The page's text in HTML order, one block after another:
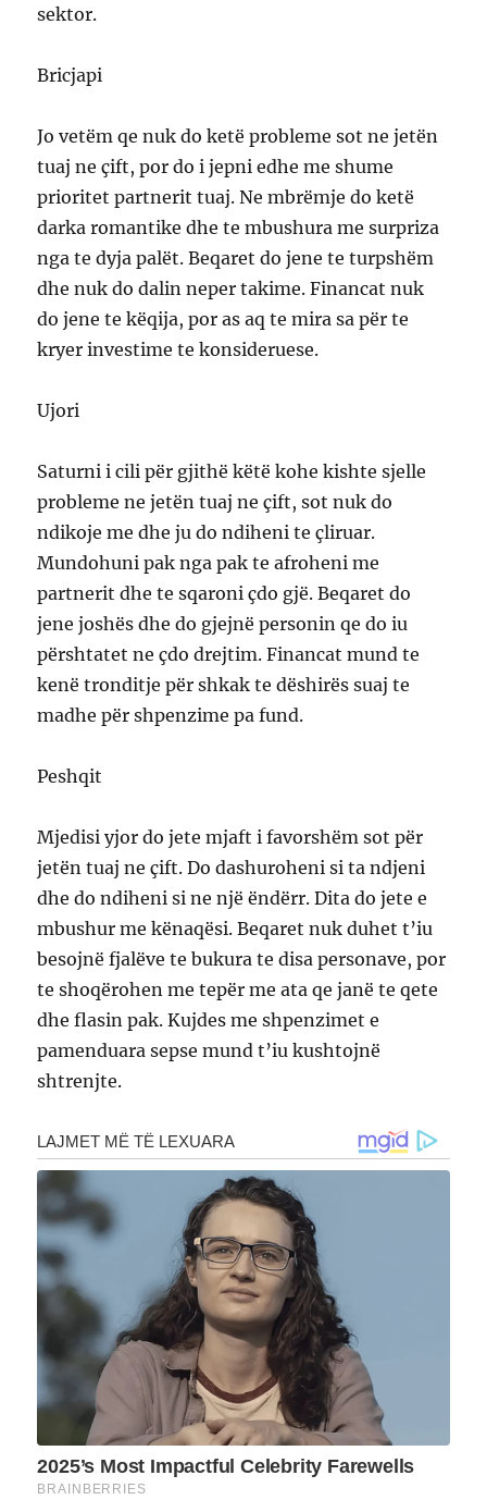
sektor.
Bricjapi
Jo vetëm qe nuk do ketë probleme sot ne jetën
tuaj ne çift, por do i jepni edhe me shume
prioritet partnerit tuaj. Ne mbrëmje do ketë
darka romantike dhe te mbushura me surpriza
nga te dyja palët. Beqaret do jene te turpshëm
dhe nuk do dalin neper takime. Financat nuk
do jene te këqija, por as aq te mira sa për te
kryer investime te konsideruese.
Ujori
Saturni i cili për gjithë këtë kohe kishte sjelle
probleme ne jetën tuaj ne çift, sot nuk do
ndikoje me dhe ju do ndiheni te çliruar.
Mundohuni pak nga pak te afroheni me
partnerit dhe te sqaroni çdo gjë. Beqaret do
jene joshës dhe do gjejnë personin qe do iu
përshtatet ne çdo drejtim. Financat mund te
kenë tronditje për shkak te dëshirës suaj te
madhe për shpenzime pa fund.
Peshqit
Mjedisi yjor do jete mjaft i favorshëm sot për
jetën tuaj ne çift. Do dashuroheni si ta ndjeni
dhe do ndiheni si ne një ëndërr. Dita do jete e
mbushur me kënaqësi. Beqaret nuk duhet t’iu
besojnë fjalëve te bukura te disa personave, por
te shoqërohen me tepër me ata qe janë te qete
dhe flasin pak. Kujdes me shpenzimet e
pamenduara sepse mund t’iu kushtojnë
shtrenjte.